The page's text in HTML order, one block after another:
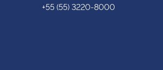
+55 (55) 3220-8000